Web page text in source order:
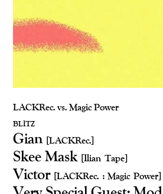
LACKRec. vs. Magic Power
BLITZ
Gian [LACKRec.]
Skee Mask [Ilian Tape]
Victor [LACKRec. : Magic Power]